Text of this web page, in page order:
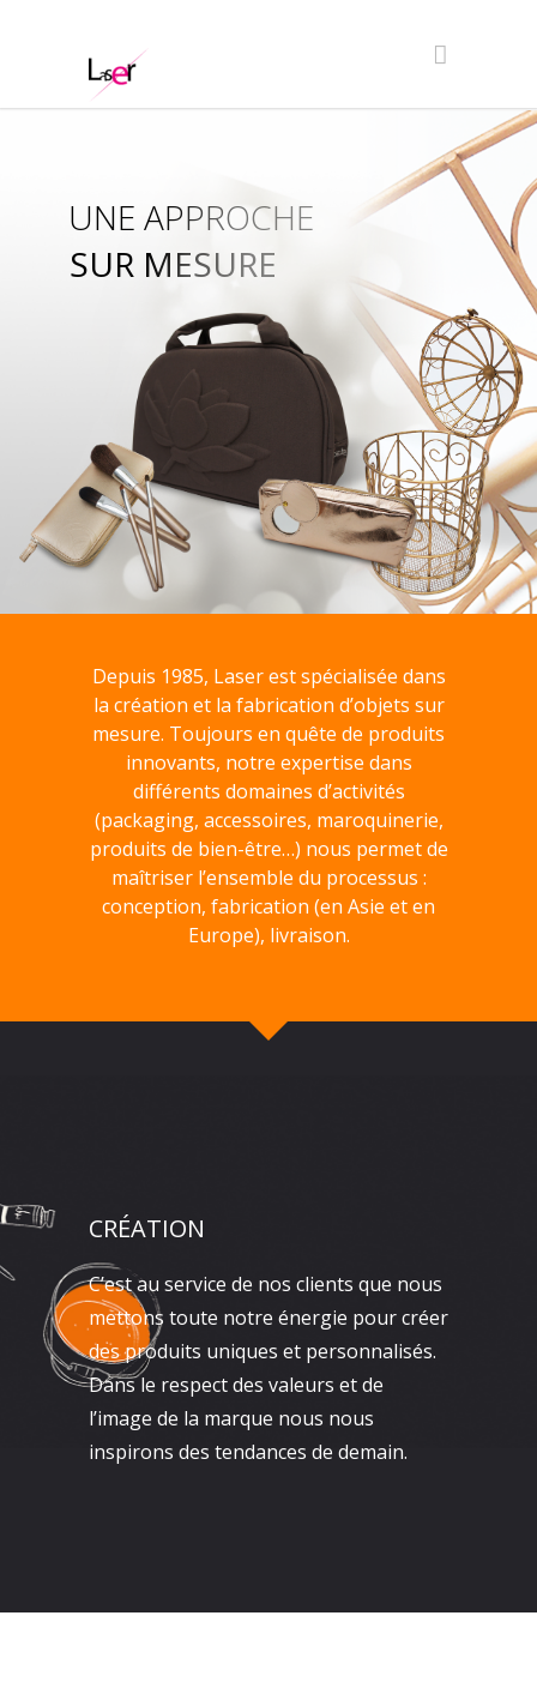
SUR MESURE
UNE APPROCHE
Depuis 1985, Laser est spécialisée dans
la création et la fabrication d’objets sur
mesure. Toujours en quête de produits
innovants, notre expertise dans
différents domaines d’activités
(packaging, accessoires, maroquinerie,
produits de bien-être…) nous permet de
maîtriser l’ensemble du processus :
conception, fabrication (en Asie et en
Europe), livraison.
CRÉATION
C’est au service de nos clients que nous
mettons toute notre énergie pour créer
des produits uniques et personnalisés.
Dans le respect des valeurs et de
l’image de la marque nous nous
inspirons des tendances de demain.